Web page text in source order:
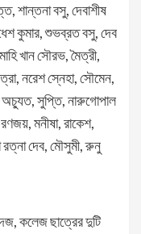
শান্তনা বসু, দেবাশীষ
কুমার, শুভব্রত বসু, দেব
মাহি খান সৌরভ, মৈত্রী,
নরেশ স্নেহা, সৌমেন,
অচ্যুত, সুপ্তি, নারুগোপাল
রণজয়, মনীষা, রাকেশ,
দেব, মৌসুমী, রুনু
কলেজ ছাত্রের দুটি